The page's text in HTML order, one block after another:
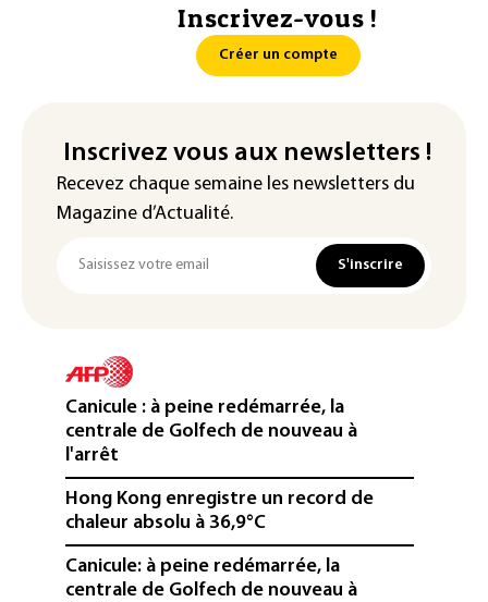
Inscrivez-vous !
Créer un compte
Inscrivez vous aux newsletters !
Recevez chaque semaine les newsletters du
Magazine d’Actualité.
S'inscrire
Canicule : à peine redémarrée, la
centrale de Golfech de nouveau à
l'arrêt
Hong Kong enregistre un record de
chaleur absolu à 36,9°C
Canicule: à peine redémarrée, la
centrale de Golfech de nouveau à